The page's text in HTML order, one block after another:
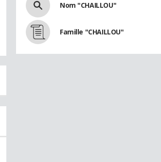
Nom "CHAILLOU"
Famille "CHAILLOU"